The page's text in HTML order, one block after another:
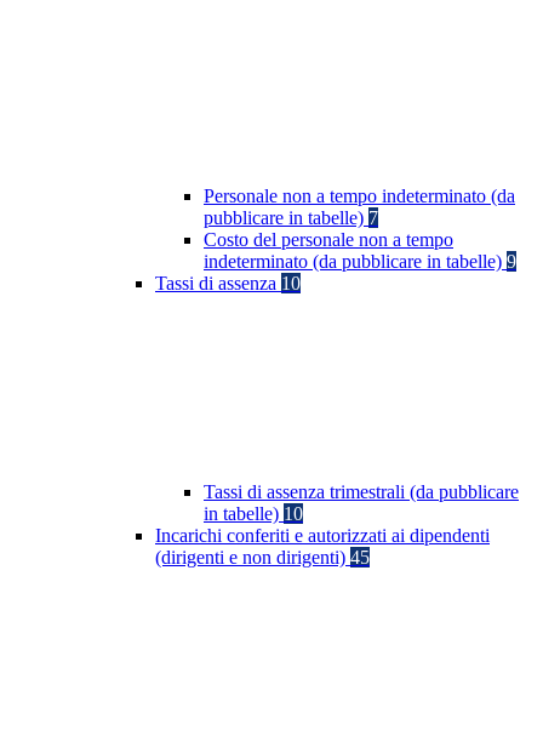
Personale non a tempo indeterminato (da
pubblicare in tabelle) 7
Costo del personale non a tempo
indeterminato (da pubblicare in tabelle) 9
Tassi di assenza 10
Tassi di assenza trimestrali (da pubblicare
in tabelle) 10
Incarichi conferiti e autorizzati ai dipendenti
(dirigenti e non dirigenti) 45